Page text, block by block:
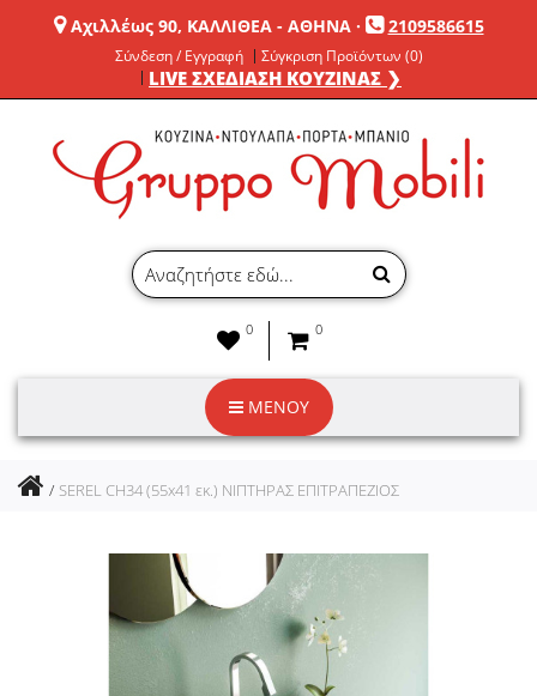
Αχιλλέως 90, ΚΑΛΛΙΘΕΑ - ΑΘΗΝΑ· 2109586615
Σύνδεση / Εγγραφή Σύγκριση Προϊόντων (0)
LIVE ΣΧΕΔΙΑΣΗ ΚΟΥΖΙΝΑΣ ❯
0 0
ΜΕΝΟΥ
SEREL CH34 (55x41 εκ.) ΝΙΠΤΗΡΑΣ ΕΠΙΤΡΑΠΕΖΙΟΣ